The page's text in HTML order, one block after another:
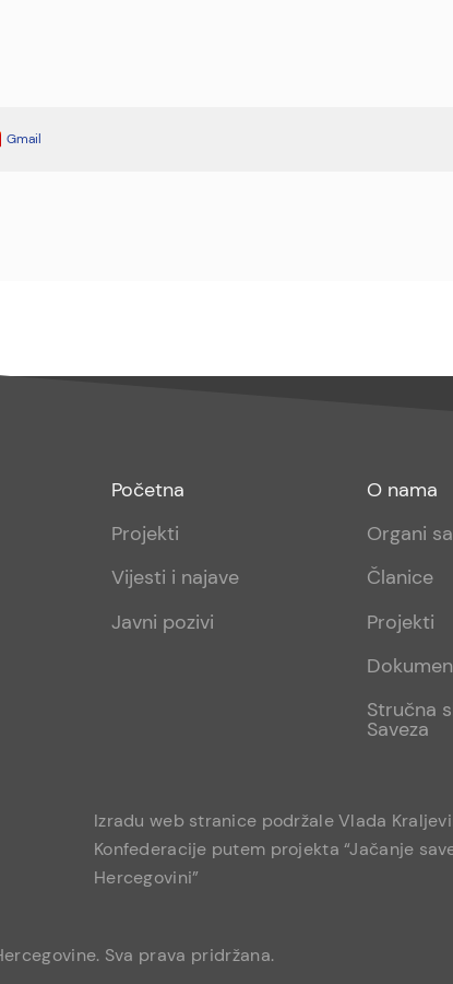
Gmail
Footer
menu
Početna
Projekti
Vijesti i najave
Javni pozivi
Footer
sub
O nama
Organi
Članice
Projekti
Stručna
Saveza
Izradu web stranice podržale Vlada
Konfederacije putem projekta “Jačanje
Hercegovini”
Sva prava pridržana.